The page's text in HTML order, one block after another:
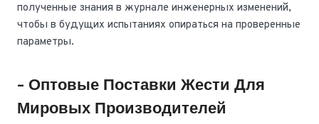
полученные знания в журнале инженерных изменений,
чтобы в будущих испытаниях опираться на проверенные
параметры.
- Оптовые Поставки Жести Для
Мировых Производителей